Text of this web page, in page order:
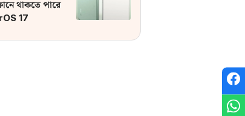
থাকতে পারে
17